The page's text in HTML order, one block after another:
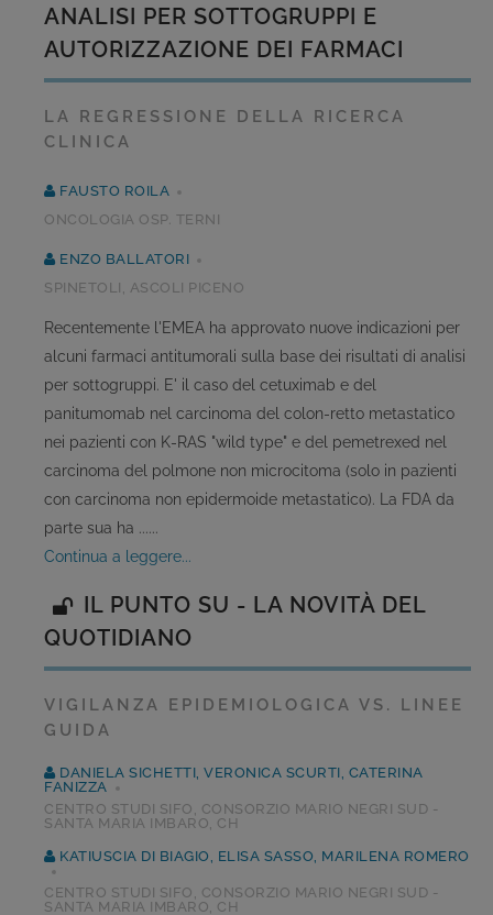
ANALISI PER SOTTOGRUPPI E
AUTORIZZAZIONE DEI FARMACI
LA REGRESSIONE DELLA RICERCA
CLINICA
FAUSTO ROILA
ONCOLOGIA OSP. TERNI
ENZO BALLATORI
SPINETOLI, ASCOLI PICENO
Recentemente l'EMEA ha approvato nuove indicazioni per
alcuni farmaci antitumorali sulla base dei risultati di analisi
per sottogruppi. E' il caso del cetuximab e del
panitumomab nel carcinoma del colon-retto metastatico
nei pazienti con K-RAS "wild type" e del pemetrexed nel
carcinoma del polmone non microcitoma (solo in pazienti
con carcinoma non epidermoide metastatico). La FDA da
parte sua ha ......
continua a leggere...
IL PUNTO SU - LA NOVITÀ DEL
QUOTIDIANO
VIGILANZA EPIDEMIOLOGICA VS. LINEE
GUIDA
DANIELA SICHETTI, VERONICA SCURTI, CATERINA
FANIZZA
CENTRO STUDI SIFO, CONSORZIO MARIO NEGRI SUD -
SANTA MARIA IMBARO, CH
KATIUSCIA DI BIAGIO, ELISA SASSO, MARILENA ROMERO
CENTRO STUDI SIFO, CONSORZIO MARIO NEGRI SUD -
SANTA MARIA IMBARO, CH